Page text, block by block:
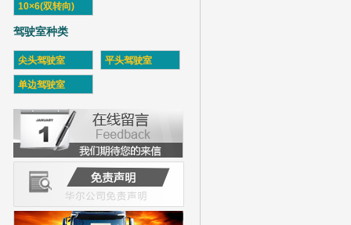
10×6(双转向)
驾驶室种类
尖头驾驶室 平头驾驶室
单边驾驶室